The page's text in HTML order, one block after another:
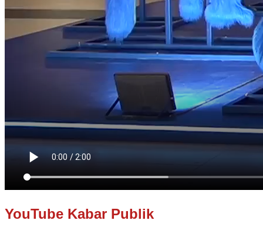
YouTube Kabar Publik